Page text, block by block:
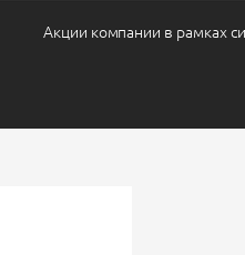
Акции компании в рамках